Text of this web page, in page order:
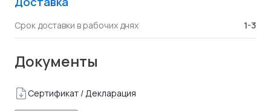
Срок доставки в рабочих днях 1-3
Документы
Сертификат / Декларация